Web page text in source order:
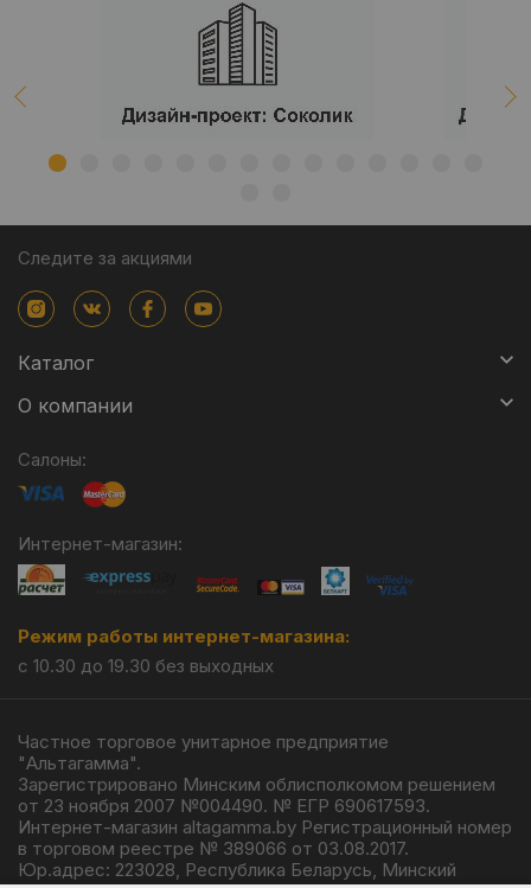
Следите за акциями
Каталог
О компании
Салоны:
Интернет-магазин:
Режим работы интернет-магазина:
с 10.30 до 19.30 без выходных
Частное торговое унитарное предприятие
"Альтагамма".
Зарегистрировано Минским облисполкомом решением
от 23 ноября 2007 №004490. № ЕГР 690617593.
Интернет-магазин altagamma.by Регистрационный номер
в торговом реестре № 389066 от 03.08.2017.
Юр.адрес: 223028, Республика Беларусь, Минский